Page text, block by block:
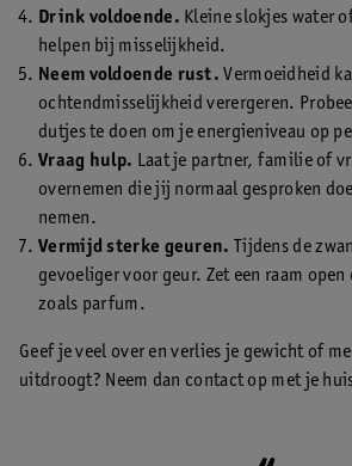
Drink voldoende. Kleine slokjes water
helpen bij misselijkheid.
Neem voldoende rust.Vermoeidheid
ochtendmisselijkheid verergeren.
dutjes te doen om je energieniveau op
Vraag hulp. Laat je partner, familie of
overnemen die jij normaal gesproken
nemen.
Vermijd sterke geuren.
Tijdens de
gevoeliger voor geur. Zet een raam
zoals parfum.
Geef je veel over en verlies je gewicht of
uitdroogt? Neem dan contact op met je